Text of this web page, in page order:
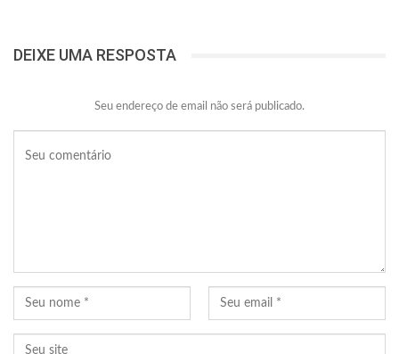
DEIXE UMA RESPOSTA
Seu endereço de email não será publicado.